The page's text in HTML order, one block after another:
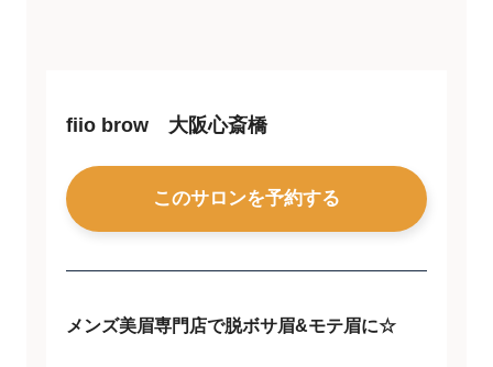
fiio brow 大阪心斎橋
このサロンを予約する
メンズ美眉専門店で脱ボサ眉&モテ眉に☆